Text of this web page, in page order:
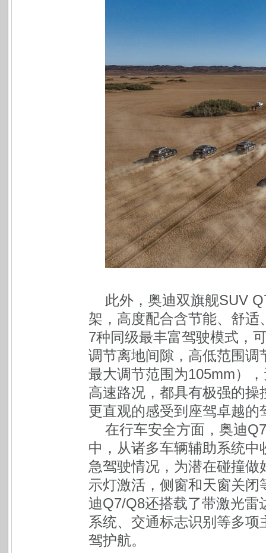
此外，奥迪双旗舰SUV
架，高度配合含节能、舒
7种同级最丰富驾驶模式，
调节离地间隙，高低范围
最大调节范围为105mm）
高速路况，都具有极强的
更直观的感受到座驾卓越的
在行车安全方面，奥迪
中，从诸多车辆辅助系统
急驾驶情况，为潜在碰撞
示灯激活，侧窗和天窗关
迪Q7/Q8还搭载了带激光雷
系统、交通标志识别等多
驾护航。